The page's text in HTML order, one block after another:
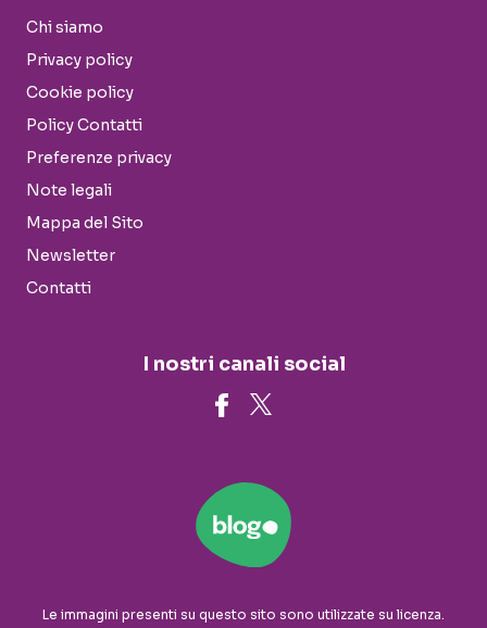
Chi siamo
Privacy policy
Cookie policy
Policy Contatti
Preferenze privacy
Note legali
Mappa del Sito
Newsletter
Contatti
I nostri canali social
Le immagini presenti su questo sito sono utilizzate su licenza.